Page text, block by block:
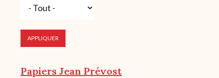
Papiers Jean Prévost